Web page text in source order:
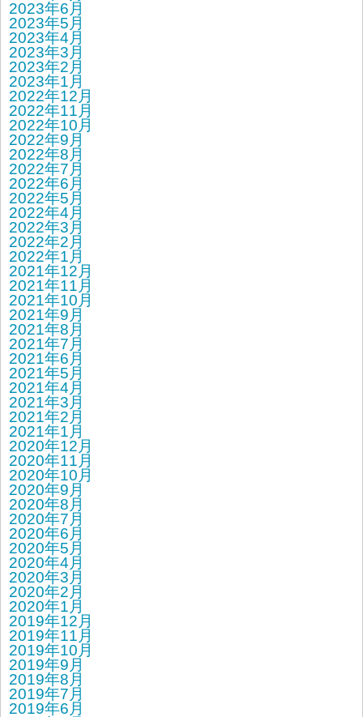
2023年6月
2023年5月
2023年4月
2023年3月
2023年2月
2023年1月
2022年12月
2022年11月
2022年10月
2022年9月
2022年8月
2022年7月
2022年6月
2022年5月
2022年4月
2022年3月
2022年2月
2022年1月
2021年12月
2021年11月
2021年10月
2021年9月
2021年8月
2021年7月
2021年6月
2021年5月
2021年4月
2021年3月
2021年2月
2021年1月
2020年12月
2020年11月
2020年10月
2020年9月
2020年8月
2020年7月
2020年6月
2020年5月
2020年4月
2020年3月
2020年2月
2020年1月
2019年12月
2019年11月
2019年10月
2019年9月
2019年8月
2019年7月
2019年6月